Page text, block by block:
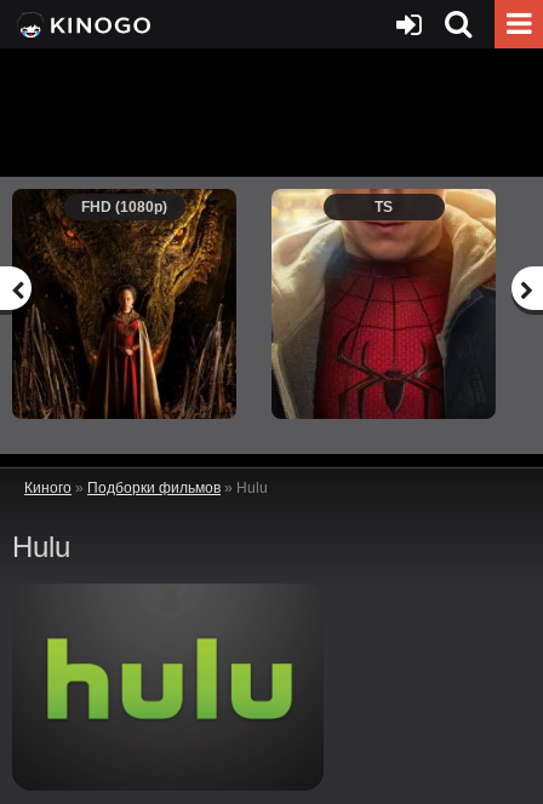
FHD (1080p) TS
Киного » Подборки фильмов » Hulu
Hulu